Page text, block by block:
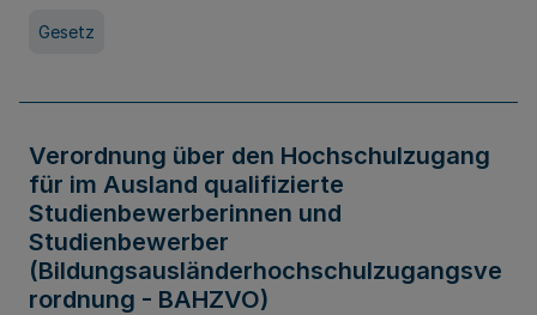
Gesetz
Verordnung über den Hochschulzugang
für im Ausland qualifizierte
Studienbewerberinnen und
Studienbewerber
(Bildungsausländerhochschulzugangsve
rordnung - BAHZVO)